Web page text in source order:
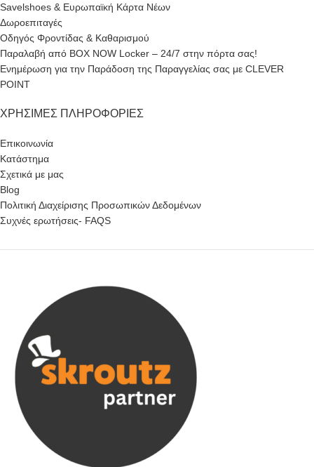
Savelshoes & Ευρωπαϊκή Κάρτα Νέων
Δωροεπιταγές
Οδηγός Φροντίδας & Καθαρισμού
Παραλαβή από BOX NOW Locker – 24/7 στην πόρτα σας!
Ενημέρωση για την Παράδοση της Παραγγελίας σας με CLEVER
POINT
ΧΡΉΣΙΜΕΣ ΠΛΗΡΟΦΟΡΊΕΣ
Επικοινωνία
Κατάστημα
Σχετικά με μας
Blog
Πολιτική Διαχείρισης Προσωπικών Δεδομένων
Συχνές ερωτήσεις- FAQS